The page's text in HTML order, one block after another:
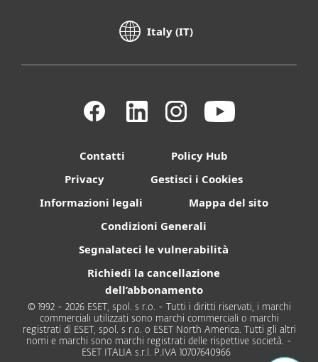
Italy (IT)
Contatti
Policy Hub
Privacy
Gestisci i Cookies
Informazioni legali
Mappa del sito
Condizioni Generali
Segnalateci le vulnerabilità
Richiedi la cancellazione
dell’abbonamento
© 1992 - 2026 ESET, spol. s r.o. - Tutti i diritti riservati, i marchi
commerciali utilizzati sono marchi commerciali o marchi
registrati di ESET, spol. s r.o. o ESET North America. Tutti gli altri
nomi e marchi sono marchi registrati delle rispettive società. -
ESET ITALIA s.r.l. P.IVA 10707640966